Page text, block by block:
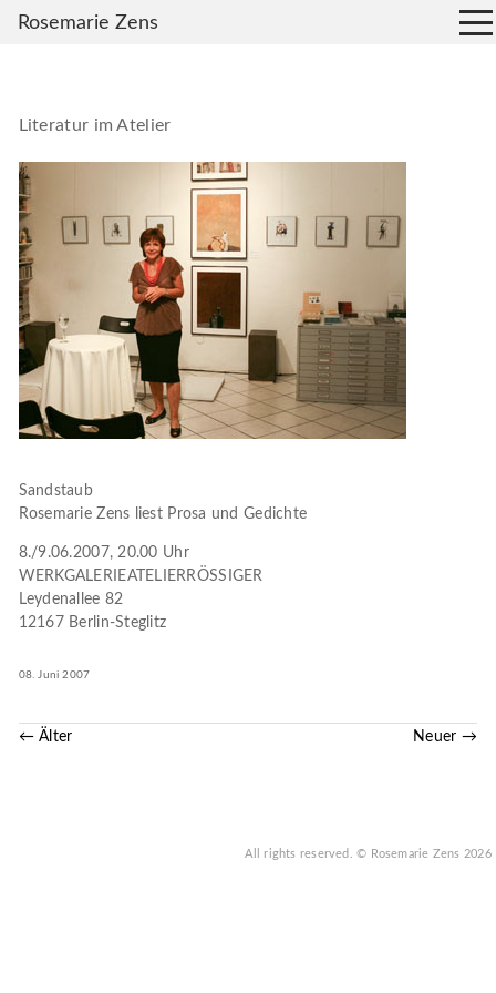
Literatur im Atelier
Sandstaub
Rosemarie Zens liest Prosa und Gedichte
8./9.06.2007, 20.00 Uhr
WERKGALERIEATELIERRÖSSIGER
Leydenallee 82
12167 Berlin-Steglitz
08. Juni 2007
← Älter Neuer →
All rights reserved.© Rosemarie Zens 2026
Rosemarie Zens